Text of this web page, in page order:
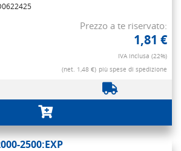
Prezzo a te riservato:
1,81 €
IVA inclusa (22%)
(net. 1,48 €) più spese di spedizione
2500:EXP